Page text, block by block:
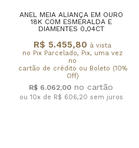
ANEL MEIA ALIANÇA EM OURO
18K COM ESMERALDA E
DIAMENTES 0,04CT
R$ 5.455,80 à vista
no Pix Parcelado, Pix, uma vez
no
cartão de crédito ou Boleto (10%
Off)
R$ 6.062,00
ou 10x de R$ 606,20 sem juros